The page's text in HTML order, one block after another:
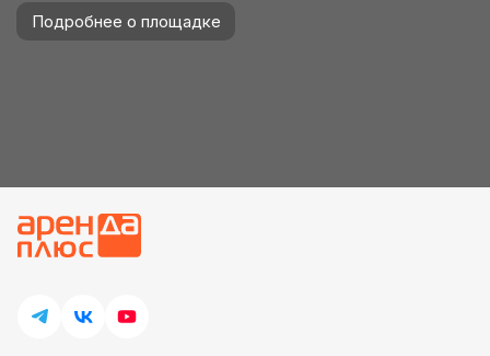
Подробнее о площадке